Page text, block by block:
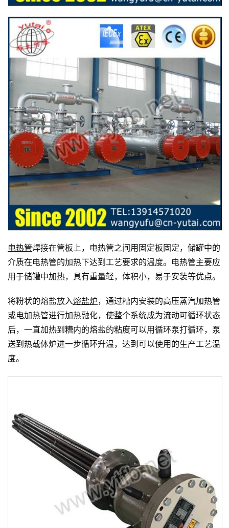
电热管焊接在管板上，电热管之间用固定板固定，储罐中的
介质在电热管的加热下达到工艺要求的温度。电热管主要应
用于储罐中加热，具有重量轻，体积小，易于安装等优点。
将粉状的熔盐放入熔盐炉，通过糟内安装的高压蒸汽加热管
或电加热管进行加热融化，使整个系统成为流动可循环状态
后，一直加热到糟内的熔盐的粘度可以用循环泵打循环，泵
送到热载体炉进一步循环升温，达到可以使用的生产工艺温
度。